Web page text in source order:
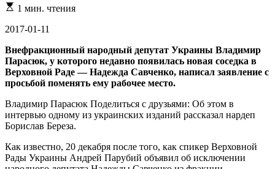
Расчетное
чтения
1 мин. чтения
2017-01-11
Внефракционный народный депутат Украины Владимир
Парасюк, у которого недавно появилась новая соседка в
Верховной Раде — Надежда Савченко, написал заявление с
просьбой поменять ему рабочее место.
Владимир Парасюк Поделиться с друзьями: Об этом в
интервью одному из украинских изданий рассказал нардеп
Борислав Береза.
Как известно, 20 декабря после того, как спикер Верховной
Рады Украины Андрей Парубий объявил об исключении